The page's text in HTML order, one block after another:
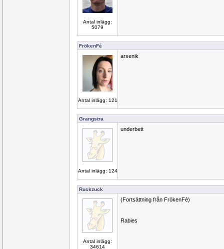
Antal inlägg:
5079
FrökenFé
Antal inlägg: 121
arsenik
Grangstra
Antal inlägg: 124
underbett
Ruckzuck
Antal inlägg:
34614
(Fortsättning från FrökenFé)
Rabies